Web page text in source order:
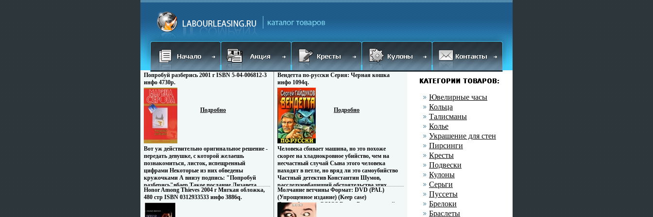
Попробуй разберись 2001 г ISBN 5-04-006812-3
инфо 4730p.
Подробно
Вот уж действительно оригинальное решение -
передать девушке, с которой желаешь
познакомиться, листок, испещренный
цифрами Некоторые из них обведены
кружочками А внизу подпись: "Попробуй
разберись"вбаер Такое послание Лизавета
получила в ответ на свое объявление в разделе
"Знакомства" городской газеты Недолго думая,
частному детективу Татьяне Ивановой И они
Honor Among Thieves 2004 г Мягкая обложка,
480 стр ISBN 0312933533 инфо 3886q.
Вендетта по-русски Серия: Черная кошка
инфо 1094q.
Подробно
Человека сбивает машина, но это похоже
скорее на хладнокровное убийство, чем на
несчастный случай Сына этого человека
находят в петле, но вряд ли это самоубийство
Частный детектив Константин Шумов,
расследуювбацнщий обстоятельства этих
смертей, выходит на след убийц, но доказать их
вину очень сложно Тем более что смерть
словно играет с сыщиком в прятки, то
опережая его на пару шагов, а то неотступно
Молчание ветчины Формат: DVD (PAL)
(Упрощенное издание) (Keep case)
Дистрибьютор: СОЮЗ Видео Региональный
код: 5 Количество слоев: DVD-5 (1 слой)
Ювелирные часы
Кольца
Талисманы
Колье
Украшение для стен
Пирсинги
Кресты
Подвески
Кулоны
Серьги
Пуссеты
Брелоки
Браслеты